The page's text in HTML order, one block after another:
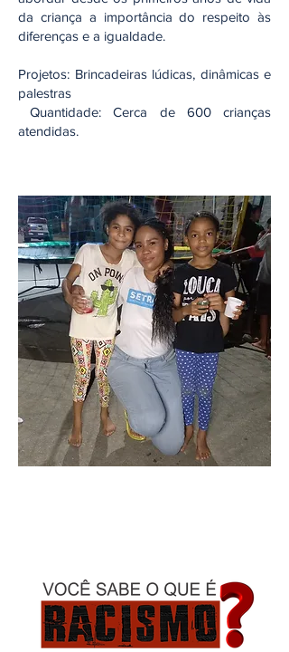
da‬‭ criança‬‭ a importância do respeito às
diferenças e a igualdade.‬
Projetos:‬‭ Brincadeiras lúdicas, dinâmicas e
palestras‬
‭ Quantidade:‬‭ Cerca de 600 crianças
atendidas.‬